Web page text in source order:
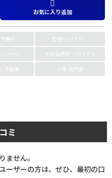
お気に入り追加
備校
飲食・レストラン
レジャー
中古品売買・リサイクル
不動産
法律・専門家
ミ
せん。
ザーの方は、ぜひ、最初の口